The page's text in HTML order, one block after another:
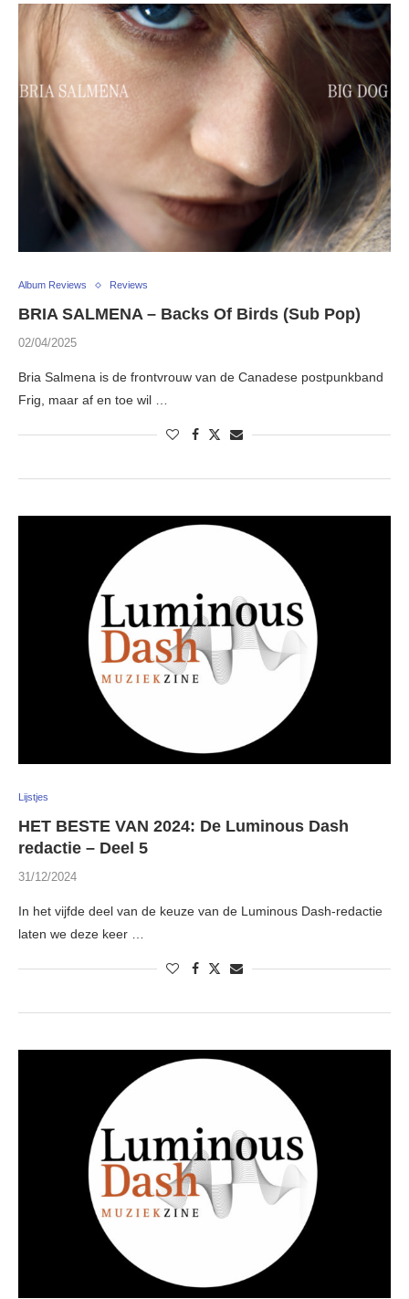
Album Reviews Reviews
BRIA SALMENA – Backs Of Birds (Sub Pop)
02/04/2025
Bria Salmena is de frontvrouw van de Canadese postpunkband
Frig, maar af en toe wil …
Lijstjes
HET BESTE VAN 2024: De Luminous Dash
redactie – Deel 5
31/12/2024
In het vijfde deel van de keuze van de Luminous Dash-redactie
laten we deze keer …